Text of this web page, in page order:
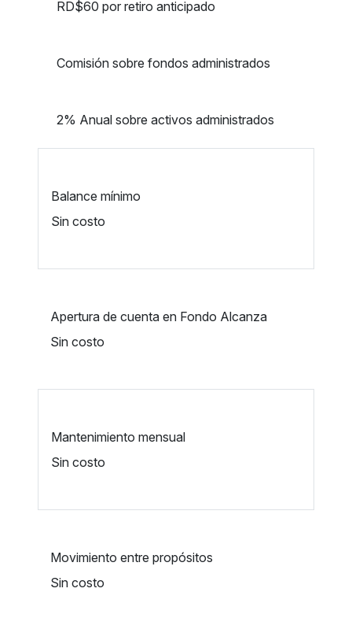
RD$60 por retiro anticipado
Comisión sobre fondos administrados
2% Anual sobre activos administrados
Balance mínimo
Sin costo
Apertura de cuenta en Fondo Alcanza
Sin costo
Mantenimiento mensual
Sin costo
Movimiento entre propósitos
Sin costo